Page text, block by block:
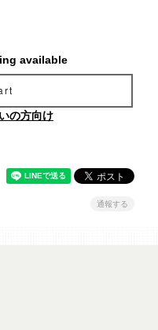
available
の方向け
通報する